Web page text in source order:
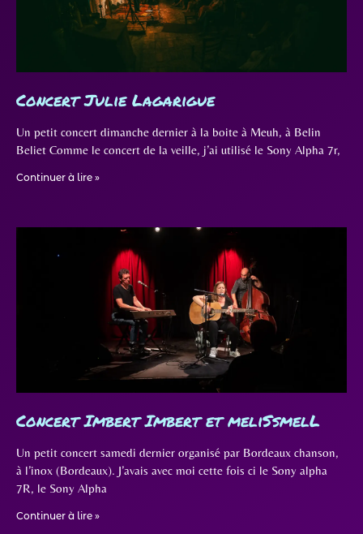
Concert Julie Lagarigue
Un petit concert dimanche dernier à la boite à Meuh, à Belin
Beliet Comme le concert de la veille, j’ai utilisé le Sony Alpha 7r,
Continuer à lire »
Concert Imbert Imbert et meliSsmelL
Un petit concert samedi dernier organisé par Bordeaux chanson,
à l’inox (Bordeaux). J’avais avec moi cette fois ci le Sony alpha
7R, le Sony Alpha
Continuer à lire »